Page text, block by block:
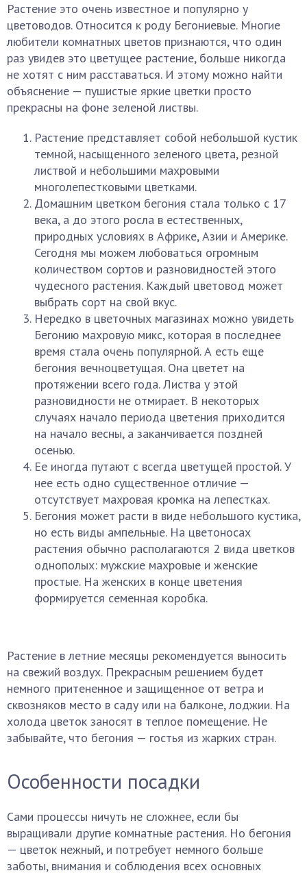
Растение это очень известное и популярно у
цветоводов. Относится к роду Бегониевые. Многие
любители комнатных цветов признаются, что один
раз увидев это цветущее растение, больше никогда
не хотят с ним расставаться. И этому можно найти
объяснение — пушистые яркие цветки просто
прекрасны на фоне зеленой листвы.
Растение представляет собой небольшой кустик
темной, насыщенного зеленого цвета, резной
листвой и небольшими махровыми
многолепестковыми цветками.
Домашним цветком бегония стала только с 17
века, а до этого росла в естественных,
природных условиях в Африке, Азии и Америке.
Сегодня мы можем любоваться огромным
количеством сортов и разновидностей этого
чудесного растения. Каждый цветовод может
выбрать сорт на свой вкус.
Нередко в цветочных магазинах можно увидеть
Бегонию махровую микс, которая в последнее
время стала очень популярной. А есть еще
бегония вечноцветущая. Она цветет на
протяжении всего года. Листва у этой
разновидности не отмирает. В некоторых
случаях начало периода цветения приходится
на начало весны, а заканчивается поздней
осенью.
Ее иногда путают с всегда цветущей простой. У
нее есть одно существенное отличие —
отсутствует махровая кромка на лепестках.
Бегония может расти в виде небольшого кустика,
но есть виды ампельные. На цветоносах
растения обычно располагаются 2 вида цветков
однополых: мужские махровые и женские
простые. На женских в конце цветения
формируется семенная коробка.
Растение в летние месяцы рекомендуется выносить
на свежий воздух. Прекрасным решением будет
немного притененное и защищенное от ветра и
сквозняков место в саду или на балконе, лоджии. На
холода цветок заносят в теплое помещение. Не
забывайте, что бегония — гостья из жарких стран.
Особенности посадки
Сами процессы ничуть не сложнее, если бы
выращивали другие комнатные растения. Но бегония
— цветок нежный, и потребует немного больше
заботы, внимания и соблюдения всех основных